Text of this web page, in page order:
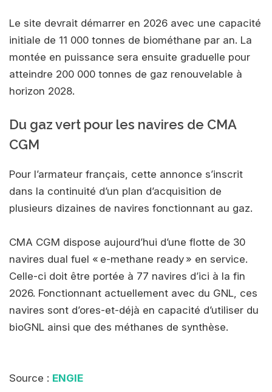
Le site devrait démarrer en 2026 avec une capacité
initiale de 11 000 tonnes de biométhane par an. La
montée en puissance sera ensuite graduelle pour
atteindre 200 000 tonnes de gaz renouvelable à
horizon 2028.
Du gaz vert pour les navires de CMA
CGM
Pour l’armateur français, cette annonce s’inscrit
dans la continuité d’un plan d’acquisition de
plusieurs dizaines de navires fonctionnant au gaz.
CMA CGM dispose aujourd’hui d’une flotte de 30
navires dual fuel « e-methane ready » en service.
Celle-ci doit être portée à 77 navires d’ici à la fin
2026. Fonctionnant actuellement avec du GNL, ces
navires sont d’ores-et-déjà en capacité d’utiliser du
bioGNL ainsi que des méthanes de synthèse.
Source : ENGIE